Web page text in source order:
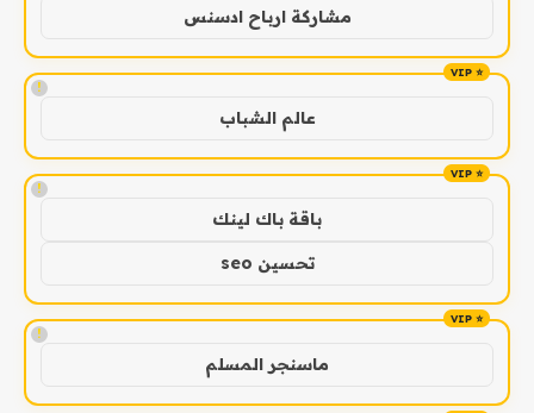
مشاركة ارباح ادسنس
!
عالم الشباب
!
باقة باك لينك
تحسين seo
!
ماسنجر المسلم